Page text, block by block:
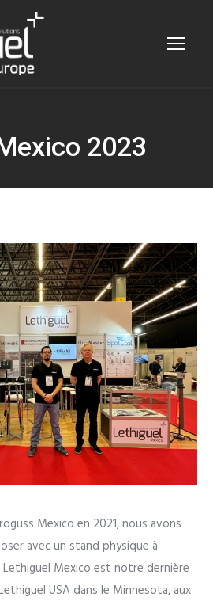
2023
Mexico en 2021, nous avons
avec un stand physique à
Lethiguel Mexico est notre dernière
USA dans le Minnesota, aux